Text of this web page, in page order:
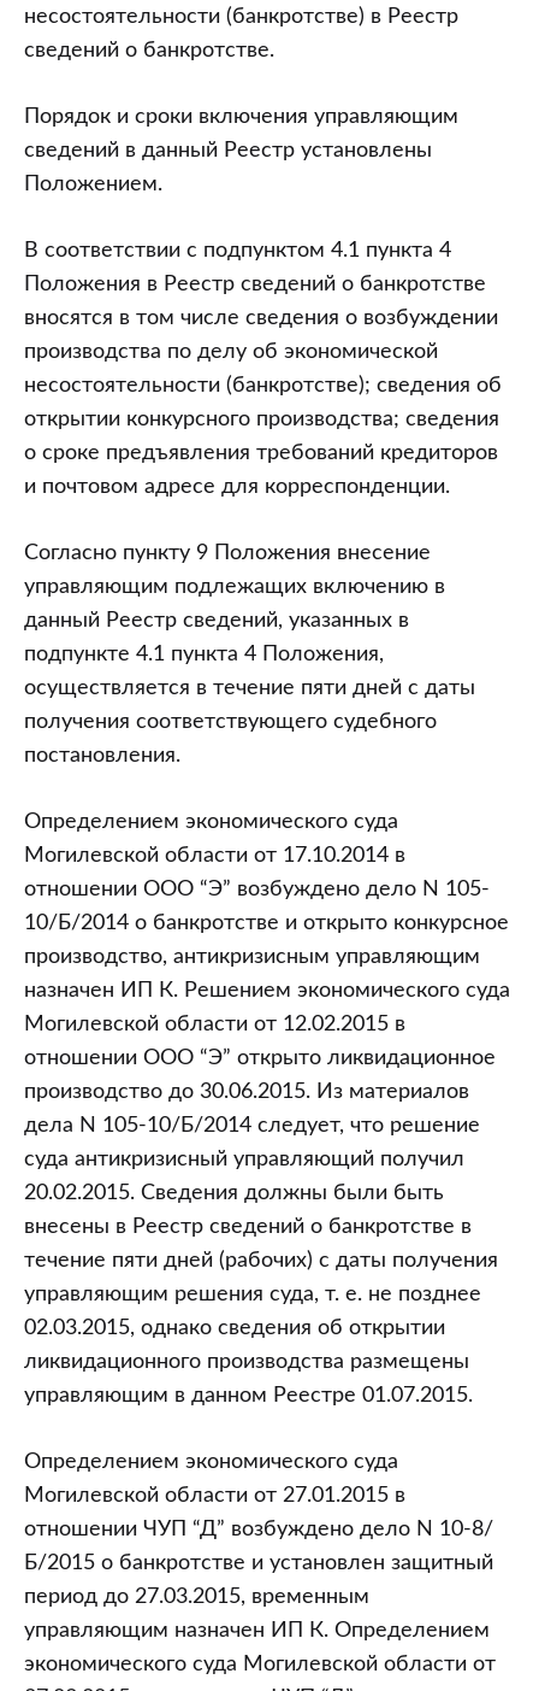
несостоятельности (банкротстве) в Реестр
сведений о банкротстве.
Порядок и сроки включения управляющим
сведений в данный Реестр установлены
Положением.
В соответствии с подпунктом 4.1 пункта 4
Положения в Реестр сведений о банкротстве
вносятся в том числе сведения о возбуждении
производства по делу об экономической
несостоятельности (банкротстве); сведения об
открытии конкурсного производства; сведения
о сроке предъявления требований кредиторов
и почтовом адресе для корреспонденции.
Согласно пункту 9 Положения внесение
управляющим подлежащих включению в
данный Реестр сведений, указанных в
подпункте 4.1 пункта 4 Положения,
осуществляется в течение пяти дней с даты
получения соответствующего судебного
постановления.
Определением экономического суда
Могилевской области от 17.10.2014 в
отношении ООО “Э” возбуждено дело N 105-
10/Б/2014 о банкротстве и открыто конкурсное
производство, антикризисным управляющим
назначен ИП К. Решением экономического суда
Могилевской области от 12.02.2015 в
отношении ООО “Э” открыто ликвидационное
производство до 30.06.2015. Из материалов
дела N 105-10/Б/2014 следует, что решение
суда антикризисный управляющий получил
20.02.2015. Сведения должны были быть
внесены в Реестр сведений о банкротстве в
течение пяти дней (рабочих) с даты получения
управляющим решения суда, т. е. не позднее
02.03.2015, однако сведения об открытии
ликвидационного производства размещены
управляющим в данном Реестре 01.07.2015.
Определением экономического суда
Могилевской области от 27.01.2015 в
отношении ЧУП “Д” возбуждено дело N 10-8/
Б/2015 о банкротстве и установлен защитный
период до 27.03.2015, временным
управляющим назначен ИП К. Определением
экономического суда Могилевской области от